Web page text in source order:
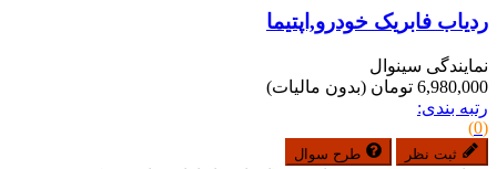
ردیاب فابریک خودرو,اپتیما
نمایندگی سینوال
6,980,000 تومان
(بدون مالیات)
رتبه بندی:
(0)
ثبت نظر طرح سوال